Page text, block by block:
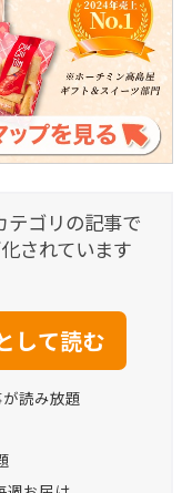
テゴリの記事で
されています
読み放題